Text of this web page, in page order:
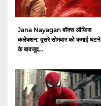
Jana Nayagan बॉक्स ऑफ़िस
कलेक्शन: दूसरे सोमवार को कमाई घटने
के बावजूद...